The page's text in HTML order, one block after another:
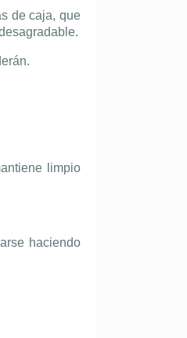
de caja, que
limpio
haciendo